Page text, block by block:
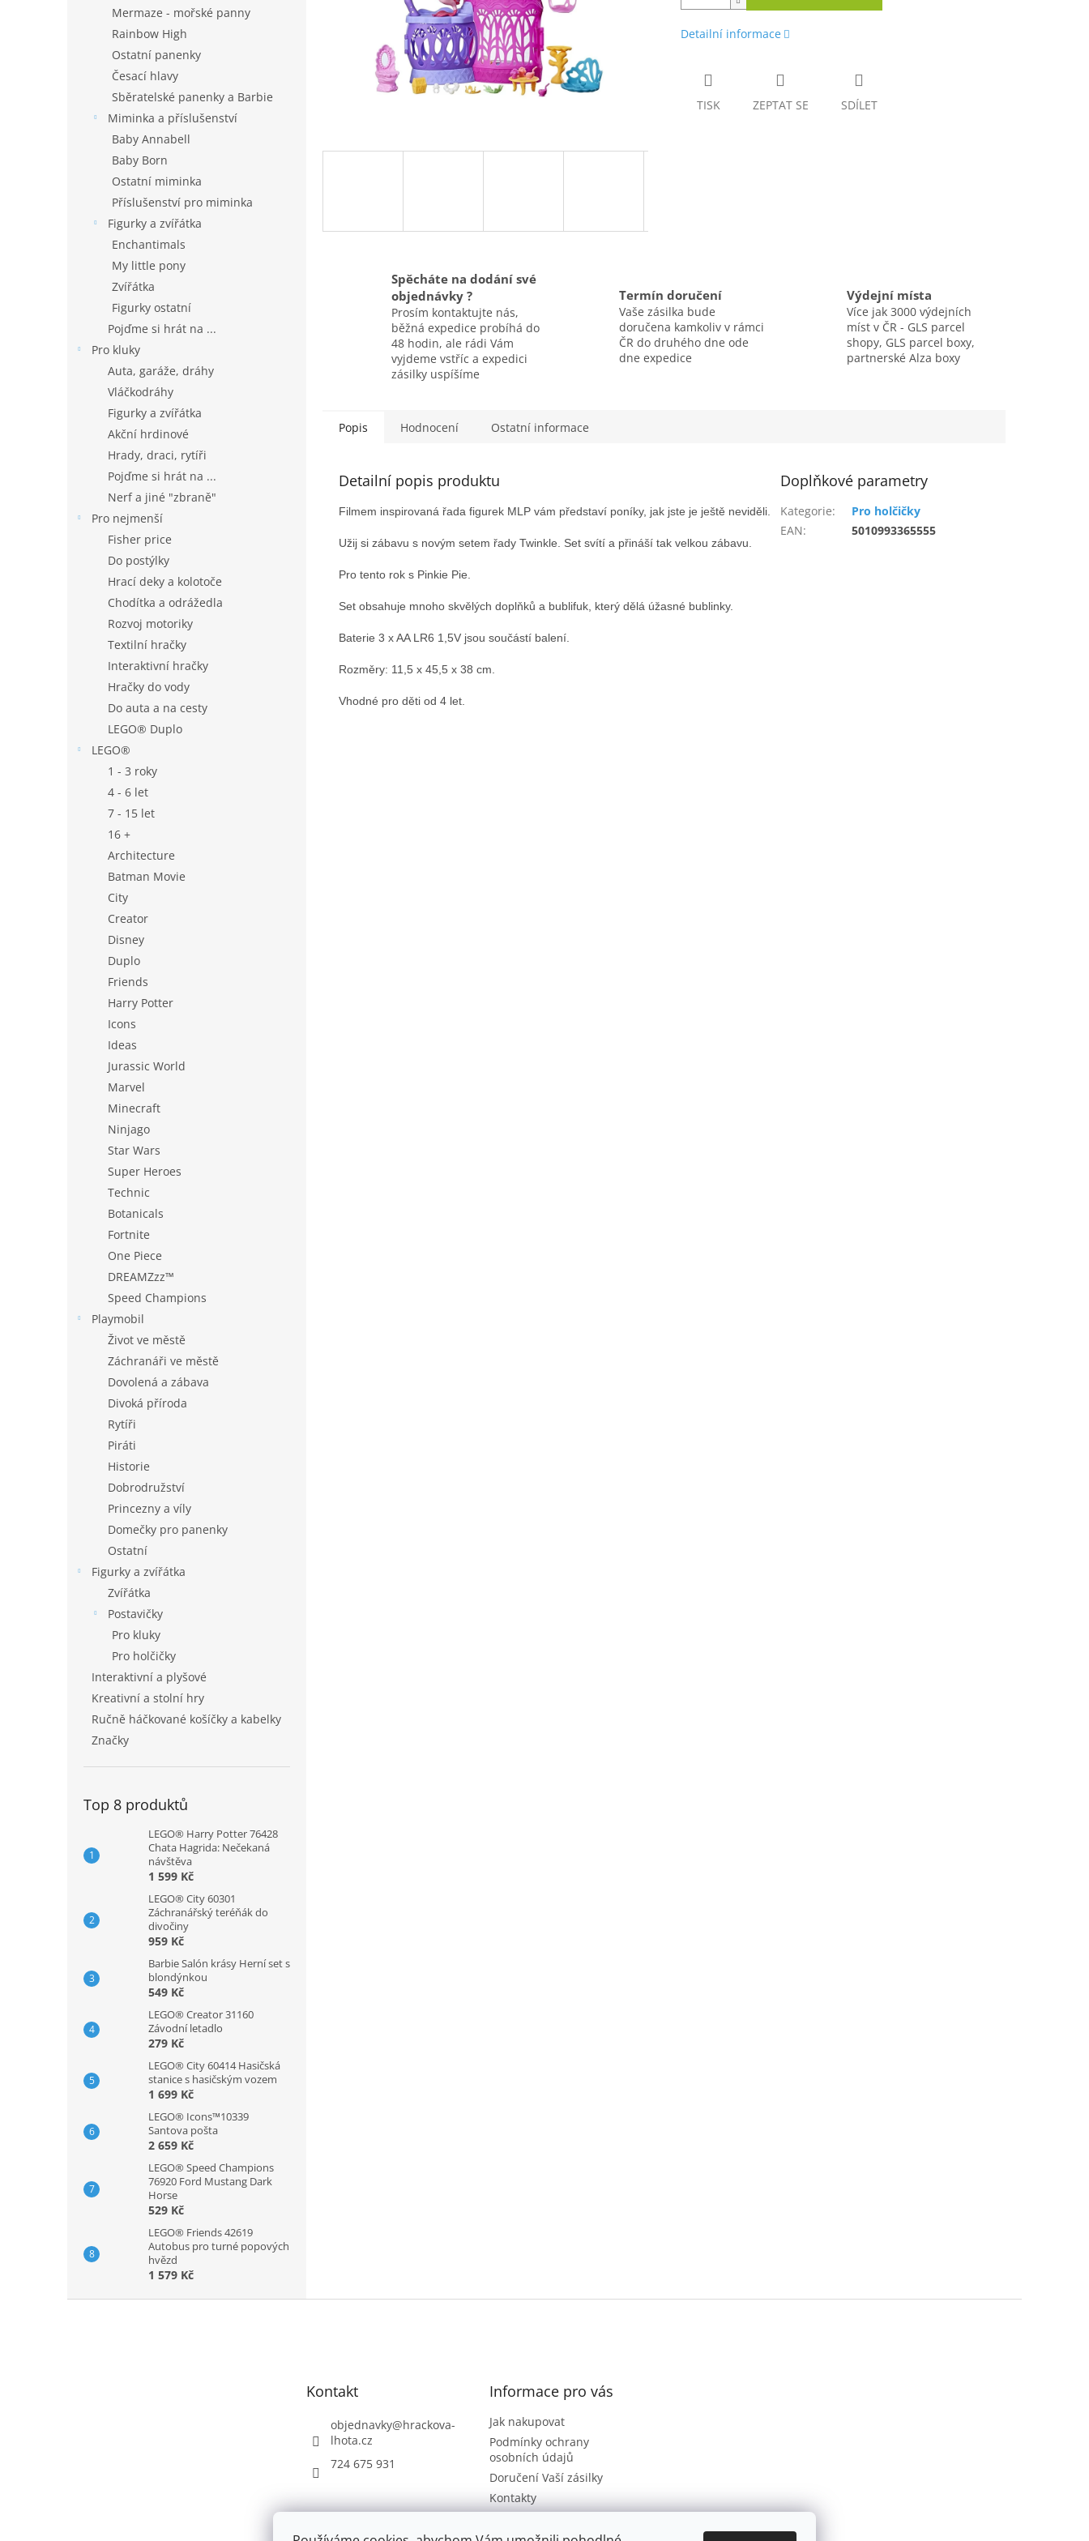
Mermaze - mořské panny
Rainbow High
Ostatní panenky
Česací hlavy
Sběratelské panenky a Barbie
Miminka a příslušenství
Baby Annabell
Baby Born
Ostatní miminka
Příslušenství pro miminka
Figurky a zvířátka
Enchantimals
My little pony
Zvířátka
Figurky ostatní
Pojďme si hrát na ...
Pro kluky
Auta, garáže, dráhy
Vláčkodráhy
Figurky a zvířátka
Akční hrdinové
Hrady, draci, rytíři
Pojďme si hrát na ...
Nerf a jiné "zbraně"
Pro nejmenší
Fisher price
Do postýlky
Hrací deky a kolotoče
Chodítka a odrážedla
Rozvoj motoriky
Textilní hračky
Interaktivní hračky
Hračky do vody
Do auta a na cesty
LEGO® Duplo
LEGO®
1 - 3 roky
4 - 6 let
7 - 15 let
16 +
Architecture
Batman Movie
City
Creator
Disney
Duplo
Friends
Harry Potter
Icons
Ideas
Jurassic World
Marvel
Minecraft
Ninjago
Star Wars
Super Heroes
Technic
Botanicals
Fortnite
One Piece
DREAMZzz™
Speed Champions
Playmobil
Život ve městě
Záchranáři ve městě
Dovolená a zábava
Divoká příroda
Rytíři
Piráti
Historie
Dobrodružství
Princezny a víly
Domečky pro panenky
Ostatní
Figurky a zvířátka
Zvířátka
Postavičky
Pro kluky
Pro holčičky
Interaktivní a plyšové
Kreativní a stolní hry
Ručně háčkované košíčky a kabelky
Značky
Top 8 produktů
LEGO® Harry Potter 76428
Chata Hagrida: Nečekaná
návštěva
1 599 Kč
LEGO® City 60301
Záchranářský teréňák do
divočiny
959 Kč
Barbie Salón krásy Herní set s
blondýnkou
549 Kč
LEGO® Creator 31160
Závodní letadlo
279 Kč
LEGO® City 60414 Hasičská
stanice s hasičským vozem
1 699 Kč
LEGO® Icons™10339
Santova pošta
2 659 Kč
LEGO® Speed Champions
76920 Ford Mustang Dark
Horse
529 Kč
LEGO® Friends 42619
Autobus pro turné popových
hvězd
1 579 Kč
Detailní informace
TISK ZEPTAT SE SDÍLET
Spěcháte na dodání své
objednávky ?
Prosím kontaktujte nás,
běžná expedice probíhá do
48 hodin, ale rádi Vám
vyjdeme vstříc a expedici
zásilky uspíšíme
Termín doručení
Vaše zásilka bude
doručena kamkoliv v rámci
ČR do druhého dne ode
dne expedice
Výdejní místa
Více jak 3000 výdejních
míst v ČR - GLS parcel
shopy, GLS parcel boxy,
partnerské Alza boxy
Popis Hodnocení Ostatní informace
Detailní popis produktu
Filmem inspirovaná řada figurek MLP vám představí poníky, jak jste je ještě neviděli.
Užij si zábavu s novým setem řady Twinkle. Set svítí a přináší tak velkou zábavu.
Pro tento rok s Pinkie Pie.
Set obsahuje mnoho skvělých doplňků a bublifuk, který dělá úžasné bublinky.
Baterie 3 x AA LR6 1,5V jsou součástí balení.
Rozměry: 11,5 x 45,5 x 38 cm.
Vhodné pro děti od 4 let.
Doplňkové parametry
Kategorie:
Pro holčičky
EAN: 5010993365555
Kontakt
objednavky@hrackova-
lhota.cz
724 675 931
Informace pro vás
Jak nakupovat
Podmínky ochrany
osobních údajů
Doručení Vaší zásilky
Kontakty